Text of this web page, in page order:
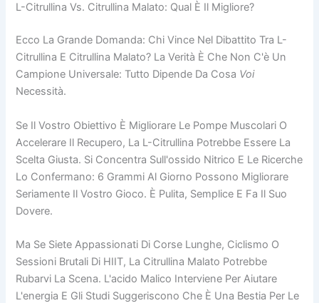
L-Citrullina Vs. Citrullina Malato: Qual È Il Migliore?
Ecco La Grande Domanda: Chi Vince Nel Dibattito Tra L-
Citrullina E Citrullina Malato? La Verità È Che Non C'è Un
Campione Universale: Tutto Dipende Da Cosa Voi
Necessità.
Se Il Vostro Obiettivo È Migliorare Le Pompe Muscolari O
Accelerare Il Recupero, La L-Citrullina Potrebbe Essere La
Scelta Giusta. Si Concentra Sull'ossido Nitrico E Le Ricerche
Lo Confermano: 6 Grammi Al Giorno Possono Migliorare
Seriamente Il Vostro Gioco. È Pulita, Semplice E Fa Il Suo
Dovere.
Ma Se Siete Appassionati Di Corse Lunghe, Ciclismo O
Sessioni Brutali Di HIIT, La Citrullina Malato Potrebbe
Rubarvi La Scena. L'acido Malico Interviene Per Aiutare
L'energia E Gli Studi Suggeriscono Che È Una Bestia Per Le